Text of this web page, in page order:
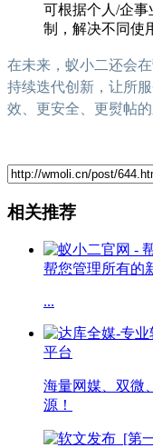
可根据个人/企
制，解决不同使
在未来，蚁小二还会
持续迭代创新，让所
效、更安全、更熨帖
相关推荐
帮您管理所有的
...
平台
海量网媒、双微
源！